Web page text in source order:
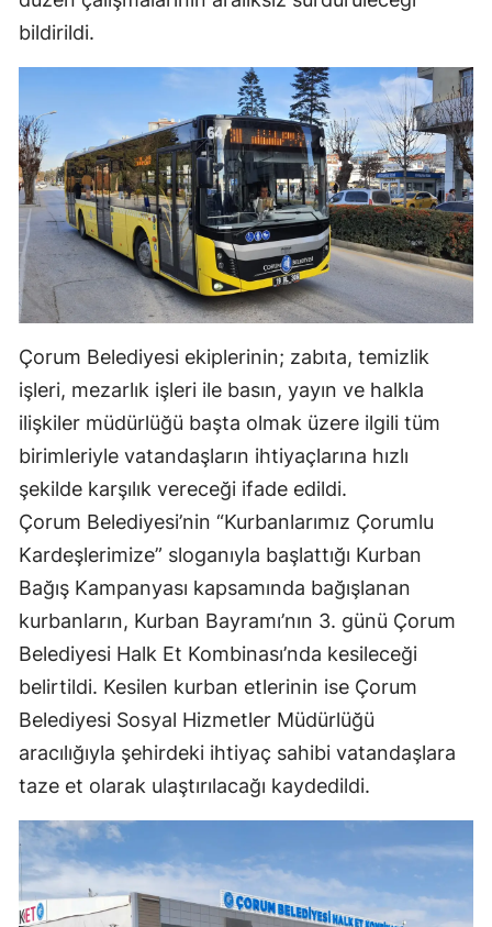
Siirt
Sinop
Sivas
Tekirdağ
Tokat
Trabzon
Tunceli
Şanlıurfa
Van
Yozgat
Zonguldak
Aksaray
Bayburt
Karaman
Kırıkkale
Şırnak
Bartın
bildirildi.
Çorum Belediyesi ekiplerinin; zabıta, temizlik
işleri, mezarlık işleri ile basın, yayın ve halkla
ilişkiler müdürlüğü başta olmak üzere ilgili tüm
birimleriyle vatandaşların ihtiyaçlarına hızlı
şekilde karşılık vereceği ifade edildi.
Çorum Belediyesi’nin “Kurbanlarımız Çorumlu
Kardeşlerimize” sloganıyla başlattığı Kurban
Bağış Kampanyası kapsamında bağışlanan
kurbanların, Kurban Bayramı’nın 3. günü Çorum
Belediyesi Halk Et Kombinası’nda kesileceği
belirtildi. Kesilen kurban etlerinin ise Çorum
Belediyesi Sosyal Hizmetler Müdürlüğü
aracılığıyla şehirdeki ihtiyaç sahibi vatandaşlara
taze et olarak ulaştırılacağı kaydedildi.